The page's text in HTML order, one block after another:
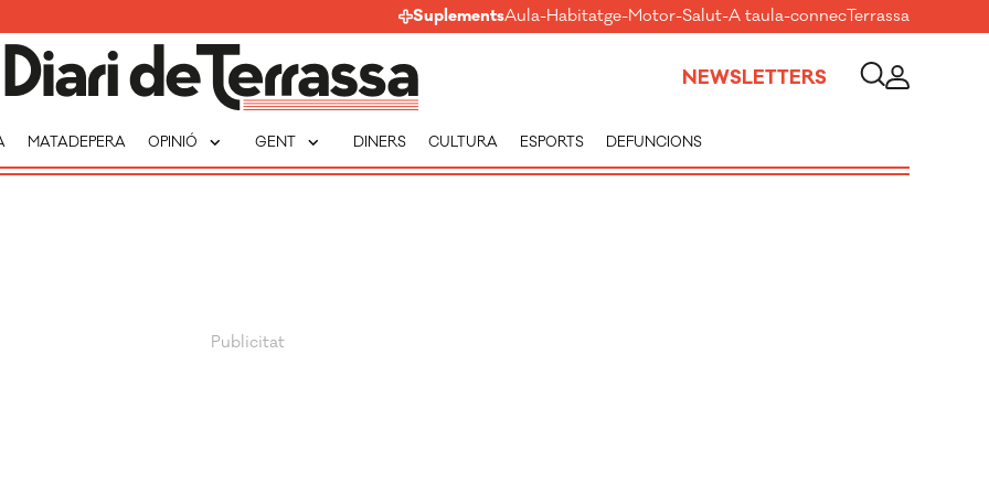
SuplementsAula-Habitatge-Motor-Salut-A taula-connecTerrassa
NEWSLETTERS
MATADEPERA OPINIÓ expand_more GENT expand_more DINERS CULTURA ESPORTS DEFUNCIONS